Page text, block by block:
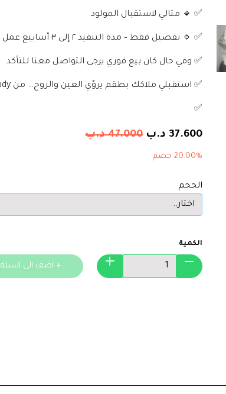
✅ 🔹 مثالي لاستقبال المولود
✅ 🔹 تفصيل فقط – مدة التنفيذ ٢ إلى ٣ أسابيع عمل
✅ وفي حال كان بيع فوري يرجى التواصل معنا للتأكد
✅ استقبلي ملاكك بطقم يروّي العين والروح… من Cloudy 🌸
✅
37.600 د.ب 47.000 د.ب
20.00% خصم
الحجم
الكمية
+ اضف الى السلة